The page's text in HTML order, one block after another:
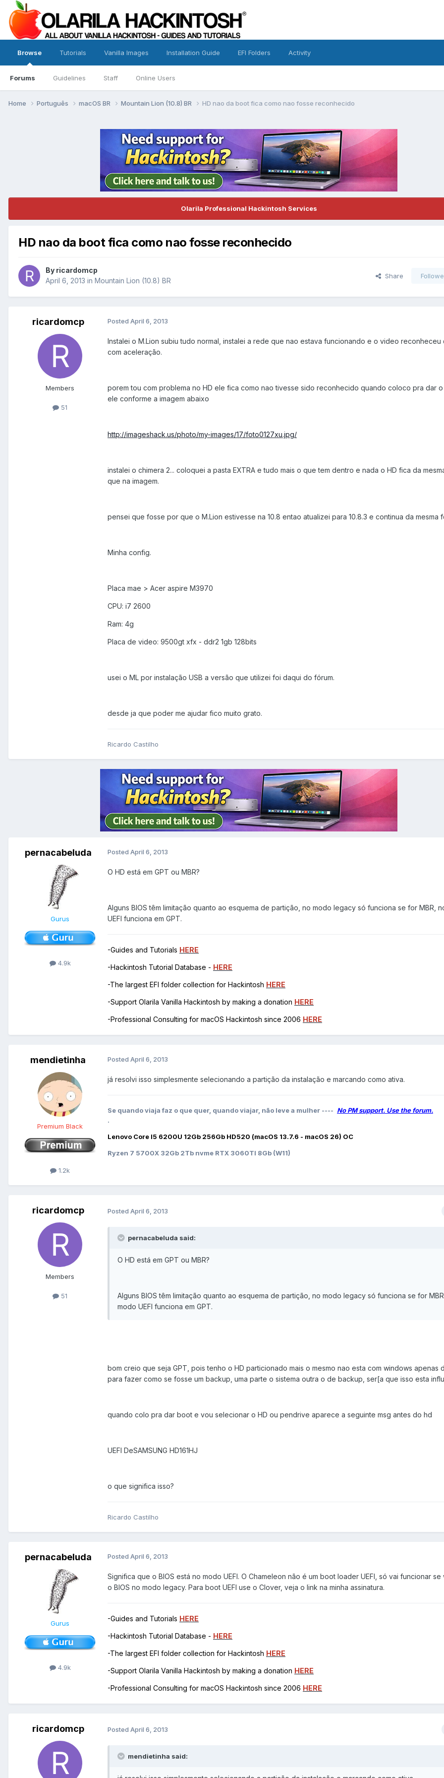
Browse
Forums Guidelines Staff Online Users
Tutorials Vanilla Images Installation Guide EFI Folders Activity
Home Português macOS BR Mountain Lion (10.8) BR HD nao da boot fica como nao fosse reconhecido
Olarila Professional Hackintosh Services
HD nao da boot fica como nao fosse reconhecido
By ricardomcp
April 6, 2013 in Mountain Lion (10.8) BR
Share
ricardomcp
Members
51
Posted April 6, 2013
Instalei o M.Lion subiu tudo normal, instalei a rede que nao estava funcionando e o video reconheceu
com aceleração.
porem tou com problema no HD ele fica como nao tivesse sido reconhecido quando coloco pra dar
ele conforme a imagem abaixo
http://imageshack.us/photo/my-images/17/foto0127xu.jpg/
instalei o chimera 2... coloquei a pasta EXTRA e tudo mais o que tem dentro e nada o HD fica da
que na imagem.
pensei que fosse por que o M.Lion estivesse na 10.8 entao atualizei para 10.8.3 e continua da mesma
Minha config.
Placa mae > Acer aspire M3970
CPU: i7 2600
Ram: 4g
Placa de video: 9500gt xfx - ddr2 1gb 128bits
usei o ML por instalação USB a versão que utilizei foi daqui do fórum.
desde ja que poder me ajudar fico muito grato.
Ricardo Castilho
pernacabeluda
Gurus
4.9k
Posted April 6, 2013
O HD está em GPT ou MBR?
Alguns BIOS têm limitação quanto ao esquema de partição, no modo legacy só funciona se for MBR,
UEFI funciona em GPT.
-Guides and Tutorials HERE
-Hackintosh Tutorial Database - HERE
-The largest EFI folder collection for Hackintosh HERE
-Support Olarila Vanilla Hackintosh by making a donation HERE
-Professional Consulting for macOS Hackintosh since 2006 HERE
mendietinha
Premium Black
1.2k
Posted April 6, 2013
já resolvi isso simplesmente selecionando a partição da instalação e marcando como ativa.
Se quando viaja faz o que quer, quando viajar, não leve a mulher ---- No PM support. Use the forum.
.
Lenovo Core I5 6200U 12Gb 256Gb HD520 (macOS 13.7.6 - macOS 26) OC
Ryzen 7 5700X 32Gb 2Tb nvme RTX 3060TI 8Gb (W11)
ricardomcp
Members
51
Posted April 6, 2013
pernacabeluda said:
O HD está em GPT ou MBR?
Alguns BIOS têm limitação quanto ao esquema de partição, no modo legacy só funciona se for
modo UEFI funciona em GPT.
bom creio que seja GPT, pois tenho o HD particionado mais o mesmo nao esta com windows apenas
para fazer como se fosse um backup, uma parte o sistema outra o de backup, ser[a que isso esta
quando colo pra dar boot e vou selecionar o HD ou pendrive aparece a seguinte msg antes do hd
UEFI DeSAMSUNG HD161HJ
o que significa isso?
Ricardo Castilho
pernacabeluda
Gurus
4.9k
Posted April 6, 2013
Significa que o BIOS está no modo UEFI. O Chameleon não é um boot loader UEFI, só vai funcionar
o BIOS no modo legacy. Para boot UEFI use o Clover, veja o link na minha assinatura.
-Guides and Tutorials HERE
-Hackintosh Tutorial Database - HERE
-The largest EFI folder collection for Hackintosh HERE
-Support Olarila Vanilla Hackintosh by making a donation HERE
-Professional Consulting for macOS Hackintosh since 2006 HERE
ricardomcp Posted April 6, 2013
mendietinha said: